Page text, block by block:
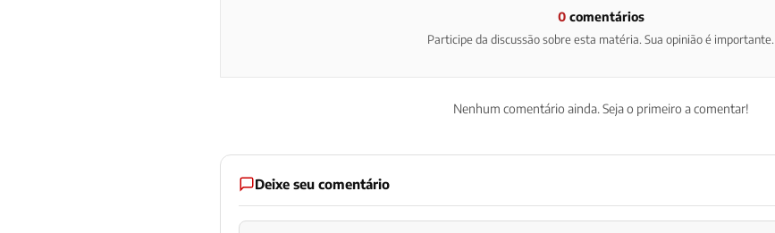
0comentários
Participe da discussão sobre esta matéria. Sua opinião é importante.
Nenhum comentário ainda. Seja o primeiro a comentar!
Deixe seu comentário